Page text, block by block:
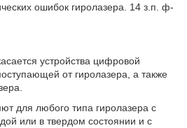
ошибок гиролазера. 14 з.п. ф-
устройства цифровой
от гиролазера, а также
для любого типа гиролазера с
или в твердом состоянии и с